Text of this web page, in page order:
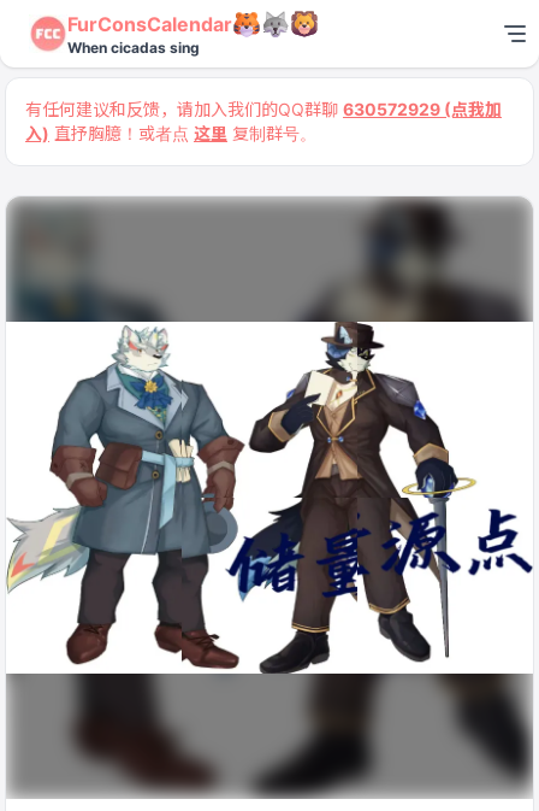
FurConsCalendar
When cicadas sing
有任何建议和反馈，请加入我们的QQ群聊 630572929 (点我加
入) 直抒胸臆！或者点 这里 复制群号。